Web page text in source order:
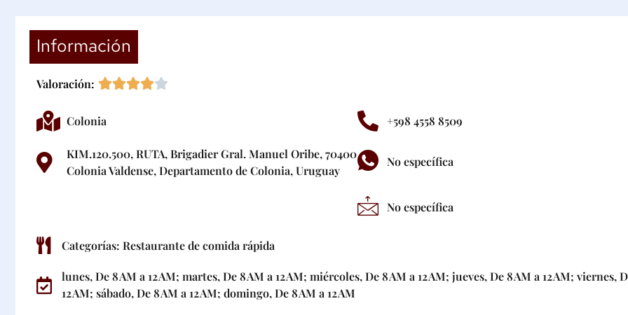
Información
Valoración:
Colonia
KIM.120.500, RUTA, Brigadier Gral. Manuel Oribe, 70400
Colonia Valdense, Departamento de Colonia, Uruguay
+598 4558 8509
No específica
No específica
Categorías:Restaurante de comida rápida
lunes, De 8 AM a 12 AM; martes, De 8 AM a 12 AM; miércoles, De 8 AM a 12 AM; jueves, De 8 AM a 12 AM; viernes,
12 AM; sábado, De 8 AM a 12 AM; domingo, De 8 AM a 12 AM